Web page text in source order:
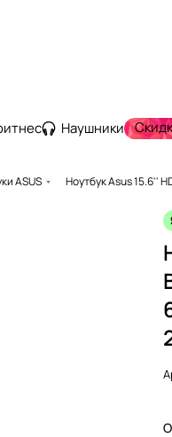
Наушники
ASUS Ноутбук Asus 15.6''